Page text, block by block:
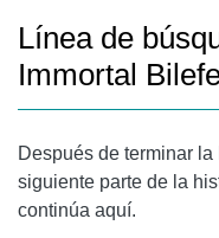
Línea de
Immortal
Después de terminar
siguiente parte de la
continúa aquí.